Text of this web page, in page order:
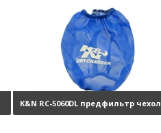
K&N RC-5060DL предфильтр чехол